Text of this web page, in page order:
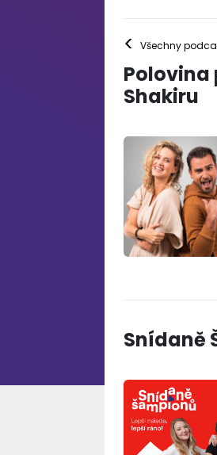
< Všechny
Polovina
Shakiru
Snídaně